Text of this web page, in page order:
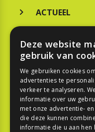
ACTUEEL
KOOPGIDS
TESTEN
SPORT
REPORTAGE
Deze website
gebruik van
We gebruiken cookies
advertenties te
verkeer te analyseren.
informatie over uw
met onze advertentie-
die deze kunnen
informatie die u aan